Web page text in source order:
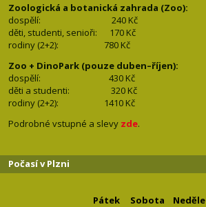
Zoologická a botanická zahrada (Zoo):
dospělí:
240 Kč
děti, studenti, senioři: 170 Kč
rodiny (2+2): 780 Kč
Zoo + DinoPark (pouze duben–říjen):
dospělí: 430 Kč
děti a studenti: 320 Kč
rodiny (2+2): 1410 Kč
Podrobné vstupné a slevy zde.
Počasí v Plzni
Pátek Sobota Neděle